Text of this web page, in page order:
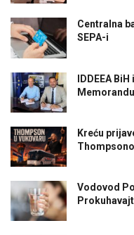
Centralna
SEPA-i
IDDEEA
Kreću
Vodovod